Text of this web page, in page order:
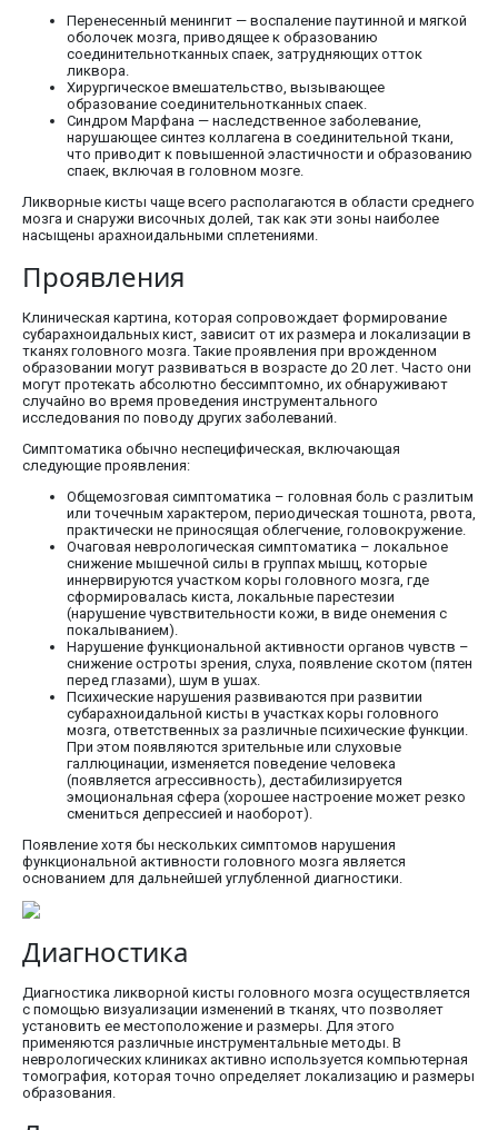
Перенесенный менингит — воспаление паутинной и мягкой
оболочек мозга, приводящее к образованию
соединительнотканных спаек, затрудняющих отток
ликвора.
Хирургическое вмешательство, вызывающее
образование соединительнотканных спаек.
Синдром Марфана — наследственное заболевание,
нарушающее синтез коллагена в соединительной ткани,
что приводит к повышенной эластичности и образованию
спаек, включая в головном мозге.
Ликворные кисты чаще всего располагаются в области среднего
мозга и снаружи височных долей, так как эти зоны наиболее
насыщены арахноидальными сплетениями.
Проявления
Клиническая картина, которая сопровождает формирование
субарахноидальных кист, зависит от их размера и локализации в
тканях головного мозга. Такие проявления при врожденном
образовании могут развиваться в возрасте до 20 лет. Часто они
могут протекать абсолютно бессимптомно, их обнаруживают
случайно во время проведения инструментального
исследования по поводу других заболеваний.
Симптоматика обычно неспецифическая, включающая
следующие проявления:
Общемозговая симптоматика – головная боль с разлитым
или точечным характером, периодическая тошнота, рвота,
практически не приносящая облегчение, головокружение.
Очаговая неврологическая симптоматика – локальное
снижение мышечной силы в группах мышц, которые
иннервируются участком коры головного мозга, где
сформировалась киста, локальные парестезии
(нарушение чувствительности кожи, в виде онемения с
покалыванием).
Нарушение функциональной активности органов чувств –
снижение остроты зрения, слуха, появление скотом (пятен
перед глазами), шум в ушах.
Психические нарушения развиваются при развитии
субарахноидальной кисты в участках коры головного
мозга, ответственных за различные психические функции.
При этом появляются зрительные или слуховые
галлюцинации, изменяется поведение человека
(появляется агрессивность), дестабилизируется
эмоциональная сфера (хорошее настроение может резко
смениться депрессией и наоборот).
Появление хотя бы нескольких симптомов нарушения
функциональной активности головного мозга является
основанием для дальнейшей углубленной диагностики.
Диагностика
Диагностика ликворной кисты головного мозга осуществляется
с помощью визуализации изменений в тканях, что позволяет
установить ее местоположение и размеры. Для этого
применяются различные инструментальные методы. В
неврологических клиниках активно используется компьютерная
томография, которая точно определяет локализацию и размеры
образования.